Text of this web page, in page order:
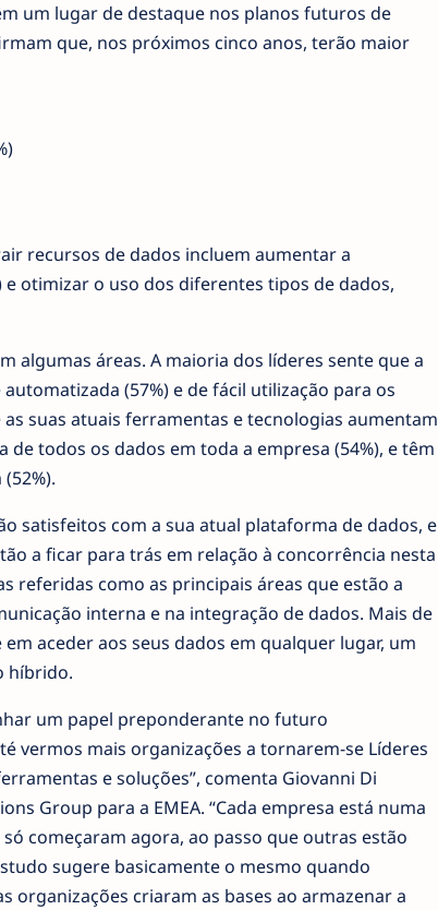
um lugar de destaque nos planos futuros de
que, nos próximos cinco anos, terão maior
recursos de dados incluem aumentar a
otimizar o uso dos diferentes tipos de dados,
algumas áreas. A maioria dos líderes sente que a
(57%) e de fácil utilização para os
suas atuais ferramentas e tecnologias aumentam
todos os dados em toda a empresa (54%), e têm
satisfeitos com a sua atual plataforma de dados, e
a ficar para trás em relação à concorrência nesta
referidas como as principais áreas que estão a
interna e na integração de dados. Mais de
aceder aos seus dados em qualquer lugar, um
híbrido.
um papel preponderante no futuro
vermos mais organizações a tornarem-se Líderes
e soluções”, comenta Giovanni Di
Group para a EMEA. “Cada empresa está numa
começaram agora, ao passo que outras estão
sugere basicamente o mesmo quando
organizações criaram as bases ao armazenar a